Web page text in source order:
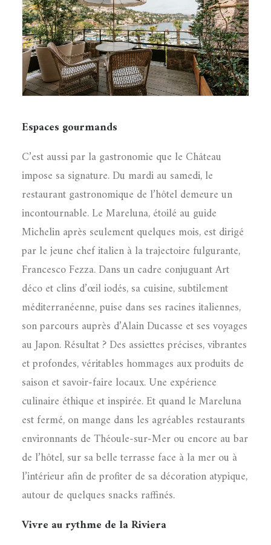
Espaces gourmands
C’est aussi par la gastronomie que le Château
impose sa signature. Du mardi au samedi, le
restaurant gastronomique de l’hôtel demeure un
incontournable. Le Mareluna, étoilé au guide
Michelin après seulement quelques mois, est dirigé
par le jeune chef italien à la trajectoire fulgurante,
Francesco Fezza. Dans un cadre conjuguant Art
déco et clins d’œil iodés, sa cuisine, subtilement
méditerranéenne, puise dans ses racines italiennes,
son parcours auprès d’Alain Ducasse et ses voyages
au Japon. Résultat ? Des assiettes précises, vibrantes
et profondes, véritables hommages aux produits de
saison et savoir-faire locaux. Une expérience
culinaire éthique et inspirée. Et quand le Mareluna
est fermé, on mange dans les agréables restaurants
environnants de Théoule-sur-Mer ou encore au bar
de l’hôtel, sur sa belle terrasse face à la mer ou à
l’intérieur afin de profiter de sa décoration atypique,
autour de quelques snacks raffinés.
Vivre au rythme de la Riviera